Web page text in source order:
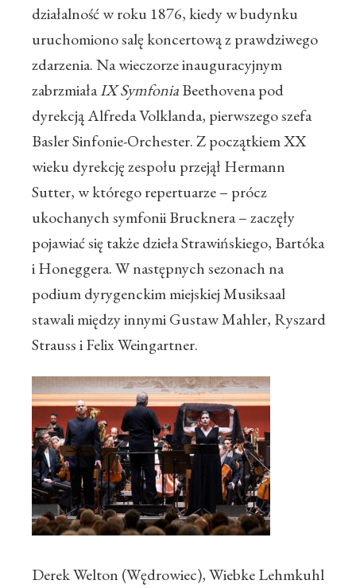
działalność w roku 1876, kiedy w budynku
uruchomiono salę koncertową z prawdziwego
zdarzenia. Na wieczorze inauguracyjnym
zabrzmiałaIX SymfoniaBeethovena pod
dyrekcją Alfreda Volklanda, pierwszego szefa
Basler Sinfonie-Orchester. Z początkiem XX
wieku dyrekcję zespołu przejął Hermann
Sutter, w którego repertuarze – prócz
ukochanych symfonii Brucknera – zaczęły
pojawiać się także dzieła Strawińskiego, Bartóka
i Honeggera. W następnych sezonach na
podium dyrygenckim miejskiej Musiksaal
stawali między innymi Gustaw Mahler, Ryszard
Strauss i Felix Weingartner.
Derek Welton (Wędrowiec), Wiebke Lehmkuhl